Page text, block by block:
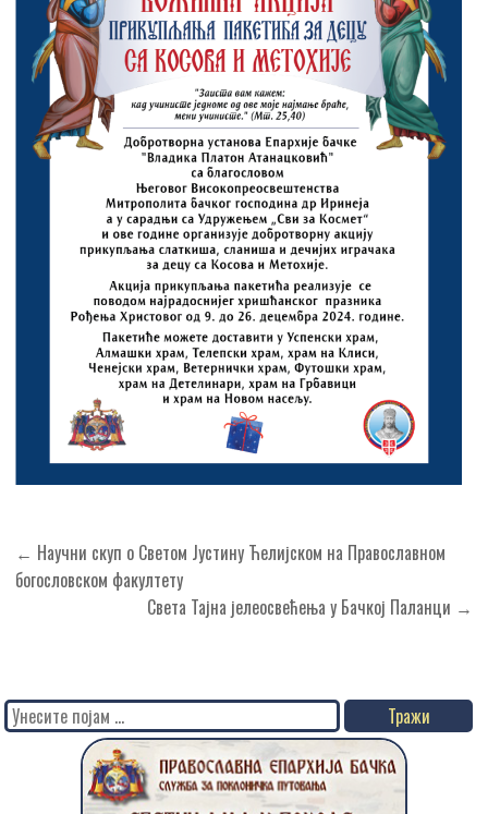
Кретање
чланка
← Научни скуп о Светом Јустину Ћелијском на Православном
богословском факултету
Света Тајна јелеосвећења у Бачкој Паланци →
Search
for: